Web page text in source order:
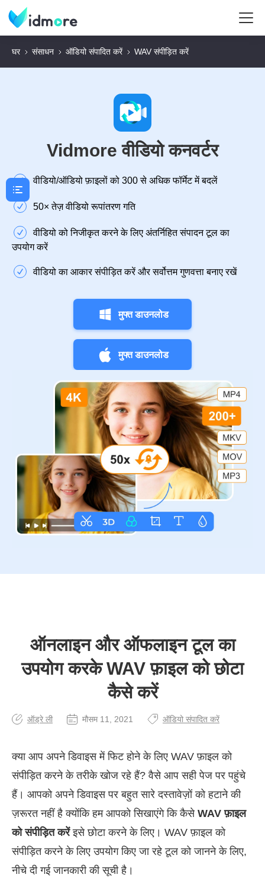
घर संसाधन ऑडियो संपादित करें WAV संपीड़ित करें
Vidmore वीडियो कनवर्टर
वीडियो/ऑडियो फ़ाइलों को 300 से अधिक फॉर्मेट में बदलें
50× तेज़ वीडियो रूपांतरण गति
वीडियो को निजीकृत करने के लिए अंतर्निहित संपादन टूल का
उपयोग करें
वीडियो का आकार संपीड़ित करें और सर्वोत्तम गुणवत्ता बनाए रखें
मुफ्त डाउनलोड
मुफ्त डाउनलोड
ऑनलाइन और ऑफलाइन टूल का
उपयोग करके WAV फ़ाइल को छोटा
कैसे करें
ऑड्रे ली मौसम 11, 2021 ऑडियो संपादित करें
क्या आप अपने डिवाइस में फिट होने के लिए WAV फ़ाइल को
संपीड़ित करने के तरीके खोज रहे हैं? वैसे आप सही पेज पर पहुंचे
हैं। आपको अपने डिवाइस पर बहुत सारे दस्तावेज़ों को हटाने की
ज़रूरत नहीं है क्योंकि हम आपको सिखाएंगे कि कैसे WAV फ़ाइल
को संपीड़ित करेंइसे छोटा करने के लिए। WAV फ़ाइल को
संपीड़ित करने के लिए उपयोग किए जा रहे टूल को जानने के लिए,
नीचे दी गई जानकारी की सूची है।